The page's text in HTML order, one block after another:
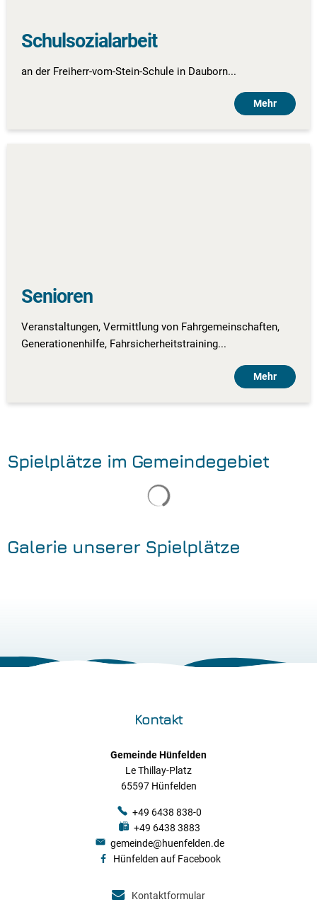
Schulsozialarbeit
an der Freiherr-vom-Stein-Schule in Dauborn...
Mehr
Senioren
Veranstaltungen, Vermittlung von Fahrgemeinschaften,
Generationenhilfe, Fahrsicherheitstraining...
Mehr
Spielplätze im Gemeindegebiet
Galerie unserer Spielplätze
Kontakt
Gemeinde Hünfelden
Le Thillay-Platz
65597 Hünfelden
+49 6438 838-0
+49 6438 3883
gemeinde@huenfelden.de
Hünfelden auf Facebook
Kontaktformular